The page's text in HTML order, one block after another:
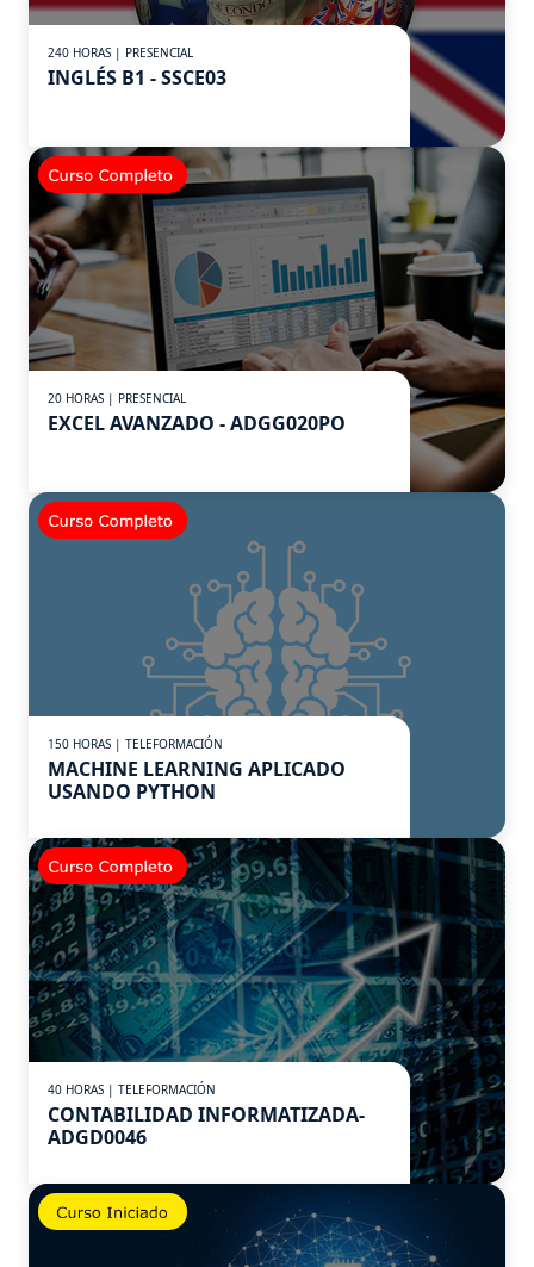
240 HORAS | PRESENCIAL
INGLÉS B1 - SSCE03
20 HORAS | PRESENCIAL
EXCEL AVANZADO - ADGG020PO
150 HORAS | TELEFORMACIÓN
MACHINE LEARNING APLICADO
USANDO PYTHON
40 HORAS | TELEFORMACIÓN
CONTABILIDAD INFORMATIZADA-
ADGD0046